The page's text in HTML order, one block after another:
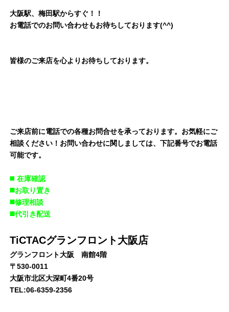
大阪駅、梅田駅からすぐ！！
お電話でのお問い合わせもお待ちしております(^^)
皆様のご来店を心よりお待ちしております。
ご来店前に電話での各種お問合せを承っております。お気軽にご
相談ください！お問い合わせに関しましては、下記番号でお電話
可能です。
◼️ 在庫確認
◼️お取り置き
◼️修理相談
◼️代引き配送
TiCTACグランフロント大阪店
グランフロント大阪 南館4階
〒530-0011
大阪市北区大深町4番20号
TEL:06-6359-2356